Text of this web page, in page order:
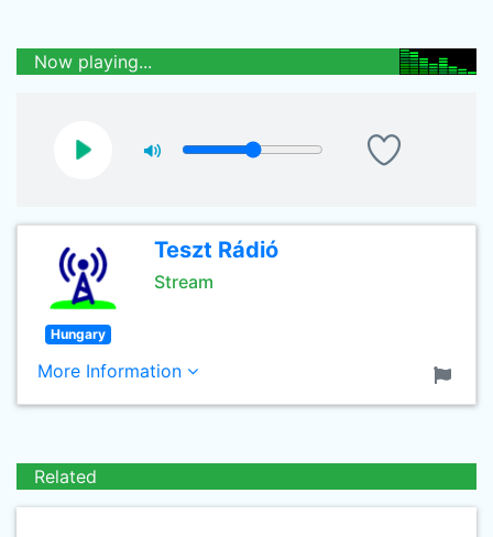
Now playing...
Teszt Rádió
Stream
Hungary
More Information
Related